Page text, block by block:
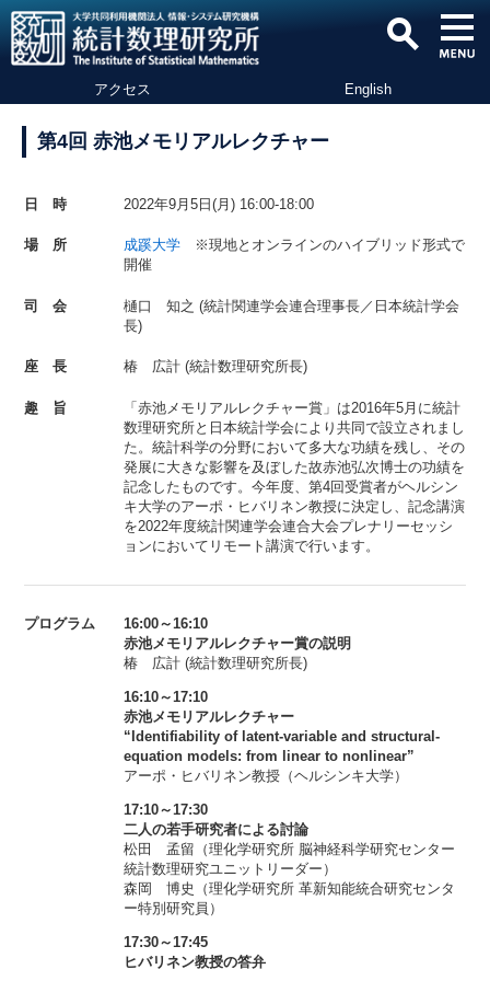
アクセス English
第4回 赤池メモリアルレクチャー
日 時 2022年9月5日(月) 16:00-18:00
場 所 成蹊大学 ※現地とオンラインのハイブリッド形式で
開催
司 会
樋口 知之 (統計関連学会連合理事長／日本統計学会
長)
座 長 椿 広計 (統計数理研究所長)
趣 旨
「赤池メモリアルレクチャー賞」は2016年5月に統計
数理研究所と日本統計学会により共同で設立されまし
た。統計科学の分野において多大な功績を残し、その
発展に大きな影響を及ぼした故赤池弘次博士の功績を
記念したものです。今年度、第4回受賞者がヘルシン
キ大学のアーポ・ヒバリネン教授に決定し、記念講演
を2022年度統計関連学会連合大会プレナリーセッシ
ョンにおいてリモート講演で行います。
プログラム
16:00～16:10
赤池メモリアルレクチャー賞の説明
椿 広計 (統計数理研究所長)
16:10～17:10
赤池メモリアルレクチャー
“Identifiability of latent-variable and structural-
equation models: from linear to nonlinear”
アーポ・ヒバリネン教授（ヘルシンキ大学）
17:10～17:30
二人の若手研究者による討論
松田 孟留（理化学研究所 脳神経科学研究センター
統計数理研究ユニットリーダー）
森岡 博史（理化学研究所 革新知能統合研究センタ
ー特別研究員）
17:30～17:45
ヒバリネン教授の答弁